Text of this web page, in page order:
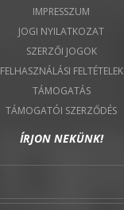
IMPRESSZUM
JOGI NYILATKOZAT
SZERZŐI JOGOK
FELHASZNÁLÁSI FELTÉTELEK
TÁMOGATÁS
TÁMOGATÓI SZERZŐDÉS
ÍRJON NEKÜNK!